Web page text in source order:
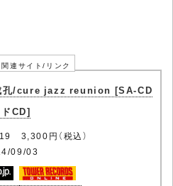
関連サイト/リンク
孔/cure jazz reunion [SA-CD
CD]
3,300円（税込）
09/03